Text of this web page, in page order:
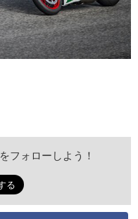
をフォローしよう！